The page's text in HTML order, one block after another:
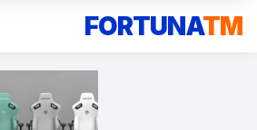
FORTUNATM